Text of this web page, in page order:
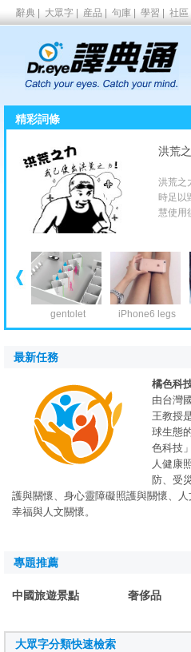
辭典 大眾字 産品 句庫 學習 社區
精彩詞條
洪荒
洪荒之
時足以
慧使用
gentolet iPhone6 legs
最新任務
橘色科
由台灣
王教授
球生態
色科技
人健康
防、受
護與關懷、身心靈障礙照護與關懷、
幸福與人文關懷。
專題推薦
中國旅遊景點 奢侈品
大眾字分類快速檢索